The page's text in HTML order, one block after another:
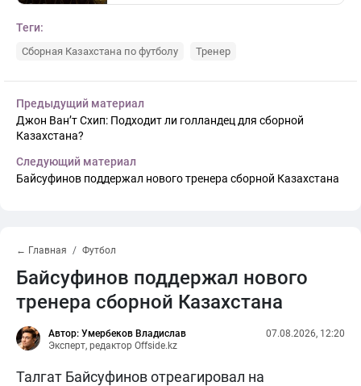
Теги:
Сборная Казахстана по футболу Тренер
Предыдущий материал
Джон Ван’т Схип: Подходит ли голландец для сборной
Казахстана?
Следующий материал
Байсуфинов поддержал нового тренера сборной Казахстана
← Главная Футбол
Байсуфинов поддержал нового
тренера сборной Казахстана
Автор: Умербеков Владислав
Эксперт, редактор Offside.kz
07.08.2026, 12:20
Талгат Байсуфинов отреагировал на